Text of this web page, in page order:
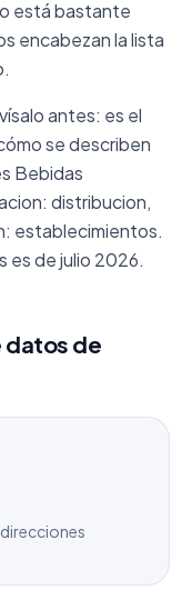
está bastante
encabezan la lista
antes: es el
se describen
Bebidas
distribucion,
establecimientos.
es de julio 2026.
datos de